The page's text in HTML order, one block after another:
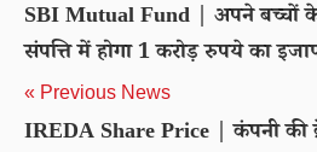
SBI Mutual Fund | अपने बच्चों
संपत्ति में होगा 1 करोड़ रुपये का
« Previous News
IREDA Share Price | कंपनी की